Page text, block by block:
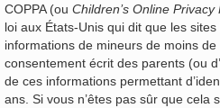
COPPA (ou Children’s Online Privacy
loi aux États-Unis qui dit que les
informations de mineurs de moins
consentement écrit des parents (ou
de ces informations permettant
ans. Si vous n’êtes pas sûr que cela